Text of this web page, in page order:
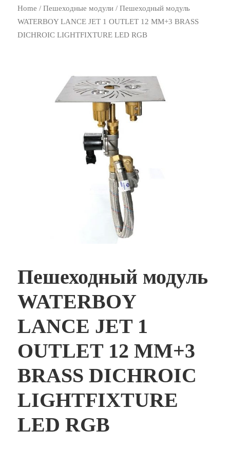
Home /Пешеходные модули / Пешеходный модуль
WATERBOY LANCE JET 1 OUTLET 12 MM+3 BRASS
DICHROIC LIGHTFIXTURE LED RGB
Пешеходный модуль
WATERBOY
LANCE JET 1
OUTLET 12 MM+3
BRASS DICHROIC
LIGHTFIXTURE
LED RGB